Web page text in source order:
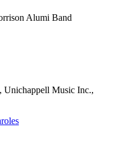
Alumi Band
Unichappell Music Inc.,